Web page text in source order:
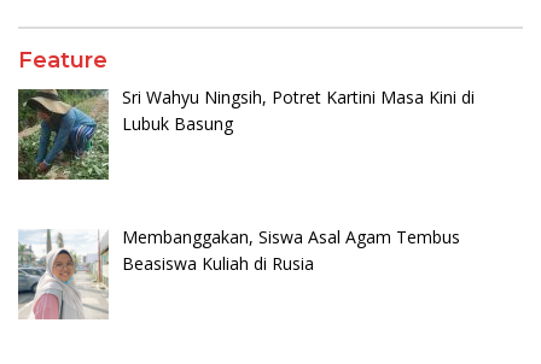
Feature
Sri Wahyu Ningsih, Potret Kartini Masa Kini di
Lubuk Basung
Membanggakan, Siswa Asal Agam Tembus
Beasiswa Kuliah di Rusia